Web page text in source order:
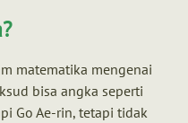
matematika mengenai
bisa angka seperti
Go Ae-rin, tetapi tidak